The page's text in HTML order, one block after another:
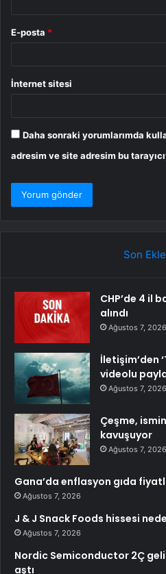
E-posta *
İnternet sitesi
Daha sonraki yorumlarımda
adresim ve site adresim bu
Son
CHP’de 4 il
alındı
Ağustos 7, 2026
İletişim’den
videolu
Ağustos 7, 2026
Çeşme,
kavuşuyor
Ağustos 7, 2026
Gana’da enflasyon gıda
Ağustos 7, 2026
J & J Snack Foods hissesi
Ağustos 7, 2026
Nordic Semiconductor 2Ç
aştı